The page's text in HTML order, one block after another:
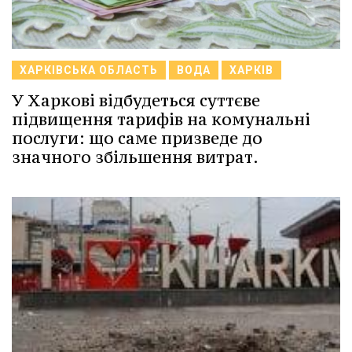
ХАРКІВСЬКА ОБЛАСТЬ ВОДА ХАРКІВ
У Харкові відбудеться суттєве
підвищення тарифів на комунальні
послуги: що саме призведе до
значного збільшення витрат.